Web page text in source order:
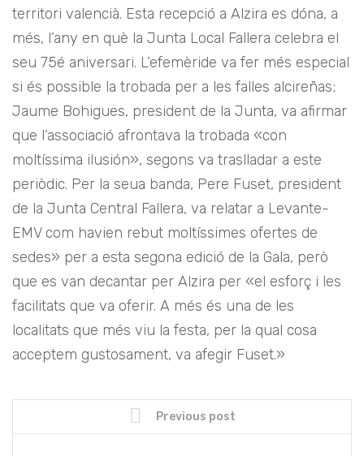
territori valencià. Esta recepció a Alzira es dóna, a
més, l’any en què la Junta Local Fallera celebra el
seu 75é aniversari. L’efemèride va fer més especial
si és possible la trobada per a les falles alcireñas;
Jaume Bohigues, president de la Junta, va afirmar
que l’associació afrontava la trobada «con
moltíssima ilusión», segons va traslladar a este
periòdic. Per la seua banda, Pere Fuset, president
de la Junta Central Fallera, va relatar a Levante-
EMV com havien rebut moltíssimes ofertes de
sedes» per a esta segona edició de la Gala, però
que es van decantar per Alzira per «el esforç i les
facilitats que va oferir. A més és una de les
localitats que més viu la festa, per la qual cosa
acceptem gustosament, va afegir Fuset.»
Previous post